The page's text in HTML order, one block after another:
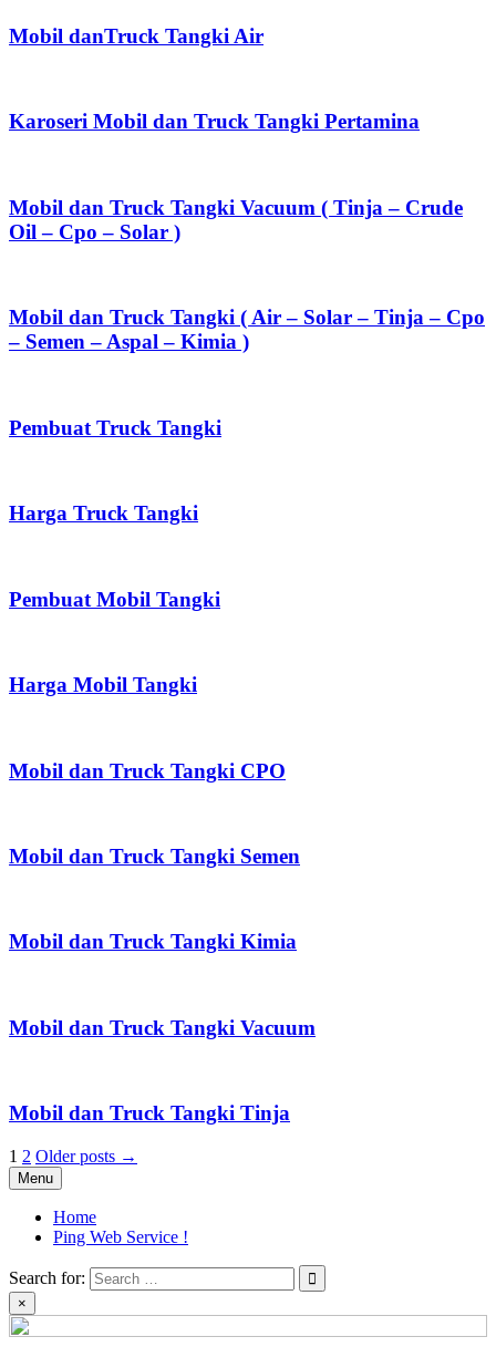
Mobil danTruck Tangki Air
Karoseri Mobil dan Truck Tangki Pertamina
Mobil dan Truck Tangki Vacuum ( Tinja – Crude
Oil – Cpo – Solar )
Mobil dan Truck Tangki ( Air – Solar – Tinja – Cpo
– Semen – Aspal – Kimia )
Pembuat Truck Tangki
Harga Truck Tangki
Pembuat Mobil Tangki
Harga Mobil Tangki
Mobil dan Truck Tangki CPO
Mobil dan Truck Tangki Semen
Mobil dan Truck Tangki Kimia
Mobil dan Truck Tangki Vacuum
Mobil dan Truck Tangki Tinja
Posts
pagination
1 2 Older posts →
Menu
Home
Ping Web Service !
Search for:
×